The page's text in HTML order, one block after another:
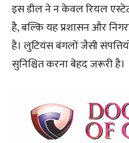
इस डील ने न केवल रियल एस्टेट
है, बल्कि यह प्रशासन और
है। लुटियंस बंगलों जैसी
सुनिश्चित करना बेहद जरूरी है।